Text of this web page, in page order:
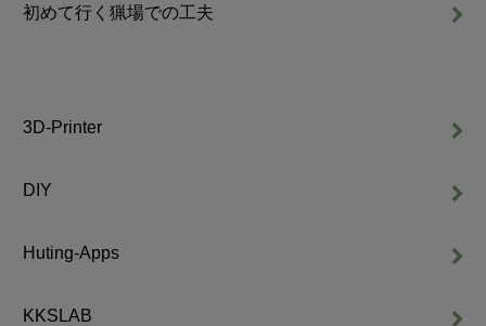
初めて行く猟場での工夫
3D-Printer
DIY
Huting-Apps
KKSLAB